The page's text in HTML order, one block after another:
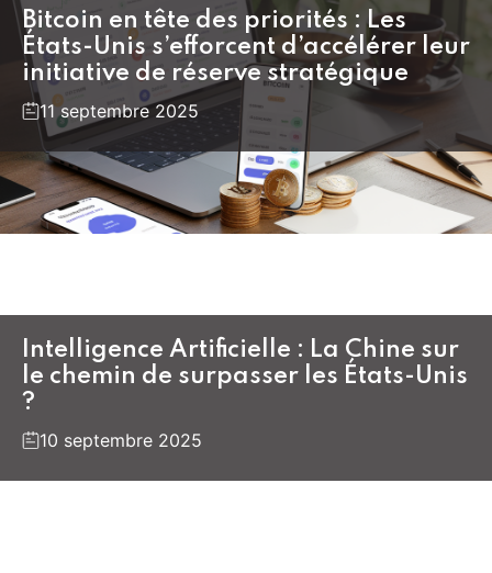
Bitcoin en tête des priorités : Les
États-Unis s’efforcent d’accélérer leur
initiative de réserve stratégique
11 septembre 2025
Intelligence Artificielle : La Chine sur
le chemin de surpasser les États-Unis
?
10 septembre 2025